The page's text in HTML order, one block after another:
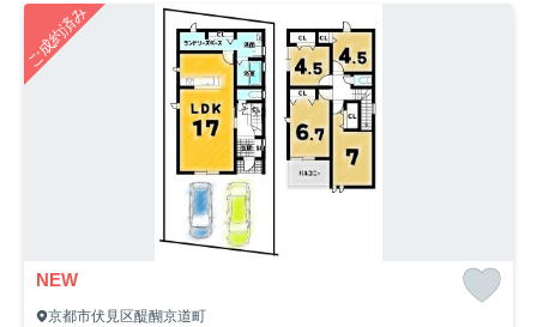
ご成約済み
NEW
京都市伏見区醍醐京道町